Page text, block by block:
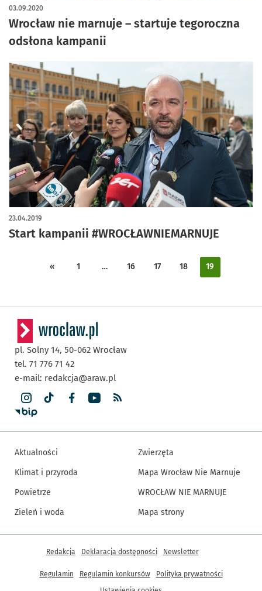
Wrocław nie marnuje – startuje tegoroczna
odsłona kampanii
03.09.2020
Start kampanii #WROCŁAWNIEMARNUJE
23.04.2019
« 1 … 16 17 18 19
pl. Solny 14, 50-062 Wrocław
tel. 71 776 71 42
e-mail: redakcja@araw.pl
Aktualności
Klimat i przyroda
Powietrze
Zieleń i woda
Zwierzęta
Mapa Wrocław Nie Marnuje
WROCŁAW NIE MARNUJE
Mapa strony
Inne informacje
Redakcja Deklaracja dostępności Newsletter
Regulamin Regulamin konkursów
Polityka prywatności